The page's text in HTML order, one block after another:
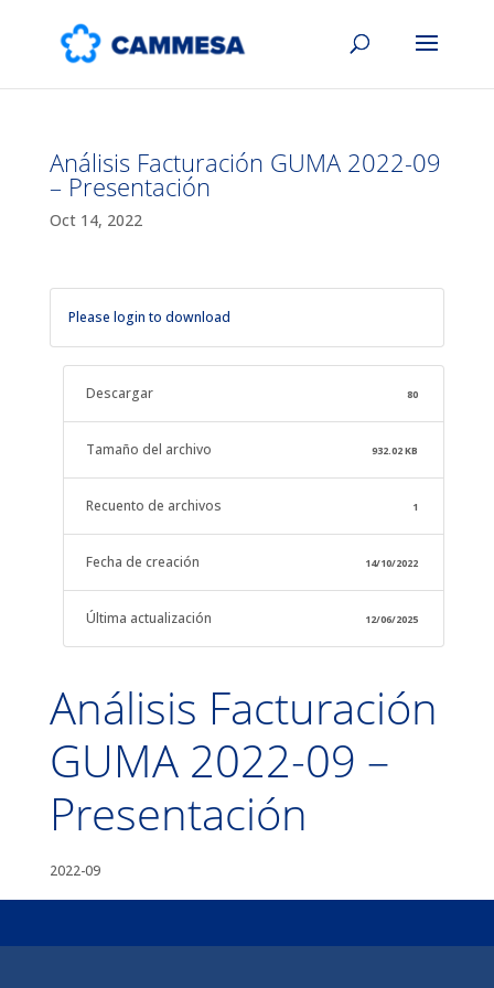
Análisis Facturación GUMA 2022-09
– Presentación
Oct 14, 2022
Please login to download
Descargar 80
Tamaño del archivo 932.02 KB
Recuento de archivos 1
Fecha de creación 14/10/2022
Última actualización 12/06/2025
Análisis Facturación
GUMA 2022-09 –
Presentación
2022-09